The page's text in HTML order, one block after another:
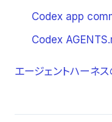
Codex app
Codex
エージェントハーネ